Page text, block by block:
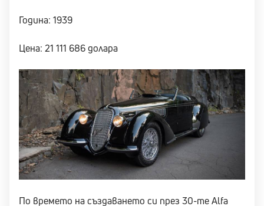
Година: 1939
Цена: 21 111 686 долара
По времето на създаването си през 30-те Alfa